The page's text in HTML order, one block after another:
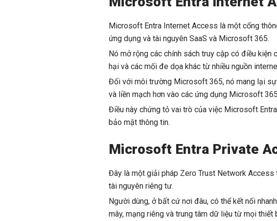
Microsoft Entra Internet Access là một cổng
ứng dụng và tài nguyên SaaS và Microsoft 365.
Nó mở rộng các chính sách truy cập có điều
hại và các mối đe dọa khác từ nhiều nguồn
Đối với môi trường Microsoft 365, nó mang lại sự
và liền mạch hơn vào các ứng dụng Microsoft
Điều này chứng tỏ vai trò của việc Microsoft
bảo mật thông tin.
Microsoft Entra Private
Đây là một giải pháp Zero Trust Network
tài nguyên riêng tư.
Người dùng, ở bất cứ nơi đâu, có thể kết nối
mây, mạng riêng và trung tâm dữ liệu từ mọi thiết